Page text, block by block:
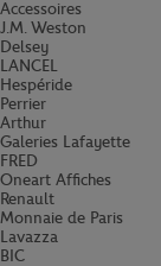
Accessoires
J.M. Weston
Delsey
LANCEL
Hespéride
Perrier
Arthur
Galeries Lafayette
FRED
Oneart Affiches
Renault
Monnaie de Paris
Lavazza
BIC